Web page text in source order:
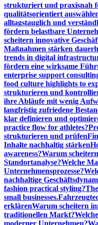
strukturiert und praxisnah
qualitätsorientiert
alltagstauglich und
fördern belastbare
scheitern innovative
Maßnahmen stärken
trends in digital
fördern eine wirksame
enterprise support
food culture highlights to
strukturieren und
ihre Abläufe mit wenig
langfristig zufriedene
klar definieren und
practice flow for athletes?
strukturieren und prüfen
Inhalte nachhaltig stärken
awareness?Warum
Standortanalyse?Welche
Unternehmensprozesse?
nachhaltige
fashion practical styling?
small businesses.
erklärenWarum scheitern
traditionellen Markt?
moderner Unternehmen?